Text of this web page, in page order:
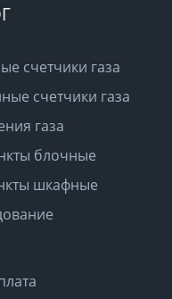
счетчики газа
счетчики газа
газа
блочные
шкафные